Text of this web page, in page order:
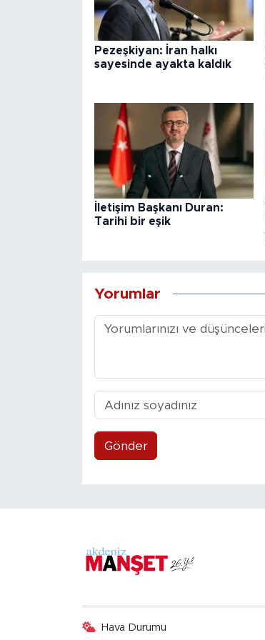
Pezeşkiyan: İran halkı
sayesinde ayakta kaldık
İletişim Başkanı Duran:
Tarihi bir eşik
Yorumlar
Gönder
Hava Durumu